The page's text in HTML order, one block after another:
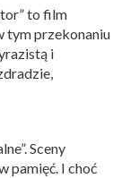
to film
tym przekonaniu
i
Sceny
pamięć. I choć